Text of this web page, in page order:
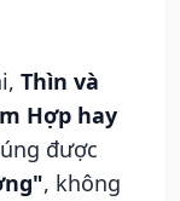
Thìn và
Hợp hay
được
, không